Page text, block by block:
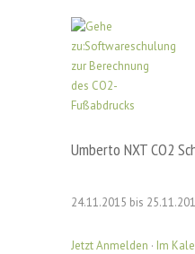
Umberto NXT CO2
24.11.2015 bis
Jetzt Anmelden · Im